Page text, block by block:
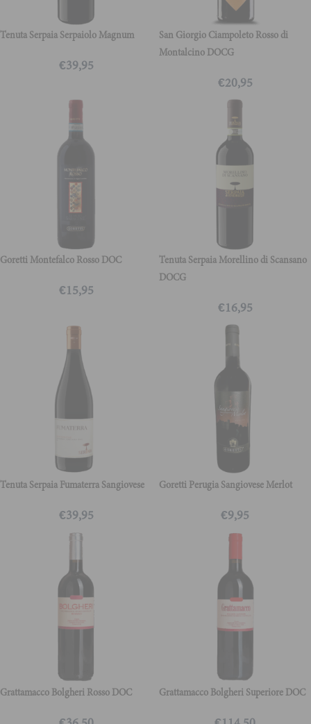
Tenuta Serpaia Serpaiolo Magnum
€39,95
San Giorgio Ciampoleto Rosso di
Montalcino DOCG
€20,95
Goretti Montefalco Rosso DOC
€15,95
Tenuta Serpaia Morellino di Scansano
DOCG
€16,95
Tenuta Serpaia Fumaterra Sangiovese
€39,95
Goretti Perugia Sangiovese Merlot
€9,95
Grattamacco Bolgheri Rosso DOC Grattamacco Bolgheri Superiore DOC